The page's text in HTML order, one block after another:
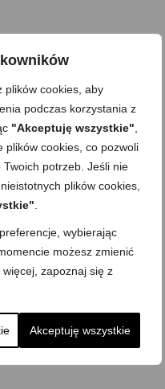
plików cookies, aby
podczas korzystania z
"Akceptuję wszystkie"
plików cookies, co pozwoli
potrzeb. Jeśli nie
plików cookies,
wybierając
możesz zmienić
zapoznaj się z
Akceptuję wszystkie